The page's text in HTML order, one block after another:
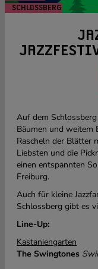
SCHLOSSBERG
Auf dem
Bäumen und weitem
Rascheln der Blätter
Liebsten und die
einen entspannten
Freiburg.
Auch für kleine
Schlossberg gibt es
Line-Up:
Kastaniengarten
The Swingtones